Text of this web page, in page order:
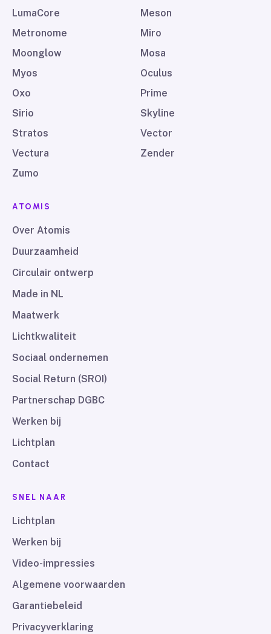
LumaCore
Meson
Metronome
Miro
Moonglow
Mosa
Myos
Oculus
Oxo
Prime
Sirio
Skyline
Stratos
Vector
Vectura
Zender
Zumo
ATOMIS
Over Atomis
Duurzaamheid
Circulair ontwerp
Made in NL
Maatwerk
Lichtkwaliteit
Sociaal ondernemen
Social Return (SROI)
Partnerschap DGBC
Werken bij
Lichtplan
Contact
SNEL NAAR
Lichtplan
Werken bij
Video-impressies
Algemene voorwaarden
Garantiebeleid
Privacyverklaring